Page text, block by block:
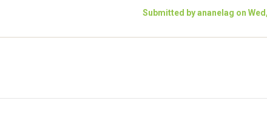
Submitted by ananelag on